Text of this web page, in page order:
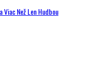
Než Len Hudbou